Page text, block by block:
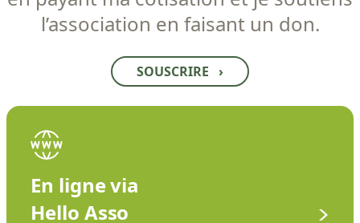
l’association en faisant un don.
SOUSCRIRE ›
En ligne via
Hello Asso